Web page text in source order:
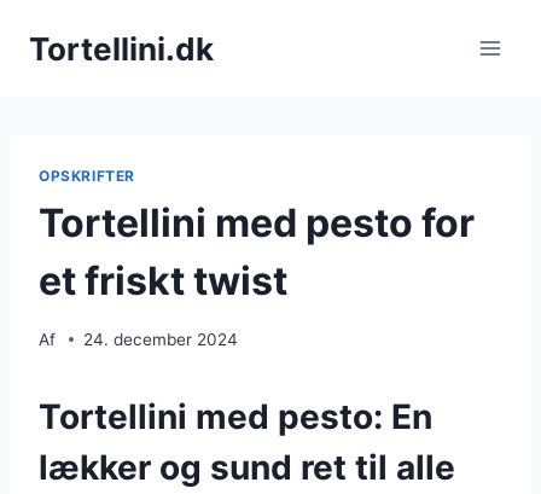
Tortellini.dk
OPSKRIFTER
Tortellini med pesto for
et friskt twist
Af 24. december 2024
Tortellini med pesto: En
lækker og sund ret til alle